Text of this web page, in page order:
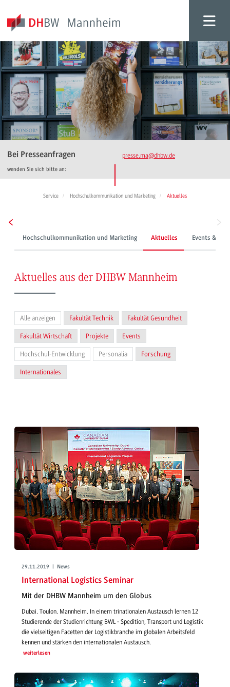
Bei Presseanfragen
wenden Sie sich bitte an:
presse.ma@dhbw.de
Service Hochschulkommunikation und Marketing Aktuelles
Hochschulkommunikation und Marketing Aktuelles Events &
Aktuelles aus der DHBW Mannheim
Alle anzeigen Fakultät Technik Fakultät Gesundheit
Fakultät Wirtschaft Projekte Events
Hochschul-Entwicklung Personalia Forschung
Internationales
29.11.2019 | News
International Logistics Seminar
Mit der DHBW Mannheim um den Globus
Dubai. Toulon. Mannheim. In einem trinationalen Austausch lernen 12
Studierende der Studienrichtung BWL - Spedition, Transport und Logistik
die vielseitigen Facetten der Logistikbranche im globalen Arbeitsfeld
kennen und stärken den internationalen Austausch.
weiterlesen